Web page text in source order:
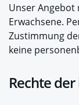
Unser
Erwachsene.
Zustimmung
keine
Rechte